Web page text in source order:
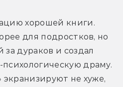
хорошей книги.
для подростков, но
дураков и создал
драму.
экранизируют не хуже,